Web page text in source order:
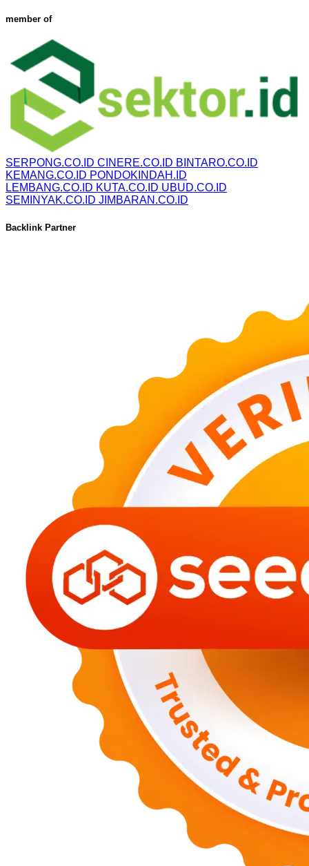
member of
SERPONG.CO.ID CINERE.CO.ID BINTARO.CO.ID
KEMANG.CO.ID PONDOKINDAH.ID
LEMBANG.CO.ID KUTA.CO.ID UBUD.CO.ID
SEMINYAK.CO.ID JIMBARAN.CO.ID
Backlink Partner